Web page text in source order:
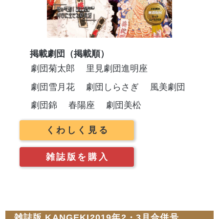
掲載劇団（掲載順）
劇団菊太郎
里見劇団進明座
劇団雪月花
劇団しらさぎ
風美劇団
劇団錦
春陽座 劇団美松
くわしく見る
雑誌版を購入